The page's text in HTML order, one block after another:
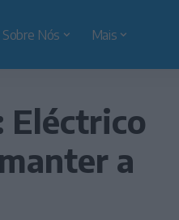
Sobre Nós Mais
Eléctrico
a